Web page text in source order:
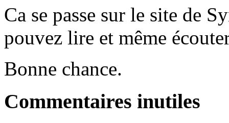
Ca se passe sur le site de
pouvez lire et même
Bonne chance.
Commentaires inutiles